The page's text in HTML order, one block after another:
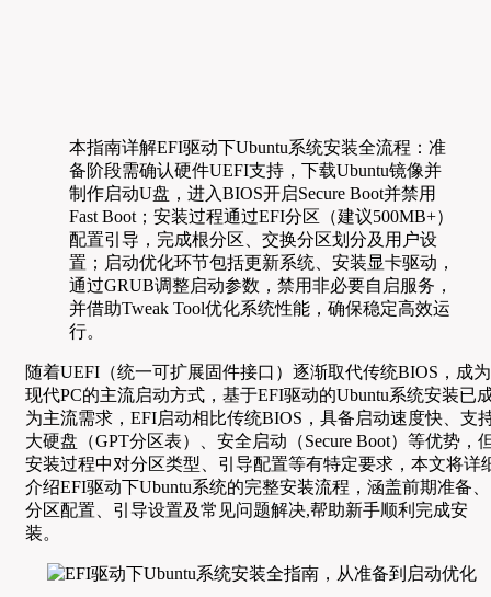
本指南详解EFI驱动下Ubuntu系统安装全流程：准
备阶段需确认硬件UEFI支持，下载Ubuntu镜像并
制作启动U盘，进入BIOS开启Secure Boot并禁用
Fast Boot；安装过程通过EFI分区（建议500MB+）
配置引导，完成根分区、交换分区划分及用户设
置；启动优化环节包括更新系统、安装显卡驱动，
通过GRUB调整启动参数，禁用非必要自启服务，
并借助Tweak Tool优化系统性能，确保稳定高效运
行。
随着UEFI（统一可扩展固件接口）逐渐取代传统BIOS，成为
现代PC的主流启动方式，基于EFI驱动的Ubuntu系统安装已
为主流需求，EFI启动相比传统BIOS，具备启动速度快、支
大硬盘（GPT分区表）、安全启动（Secure Boot）等优势，
安装过程中对分区类型、引导配置等有特定要求，本文将详
介绍EFI驱动下Ubuntu系统的完整安装流程，涵盖前期准备、
分区配置、引导设置及常见问题解决,帮助新手顺利完成安
装。